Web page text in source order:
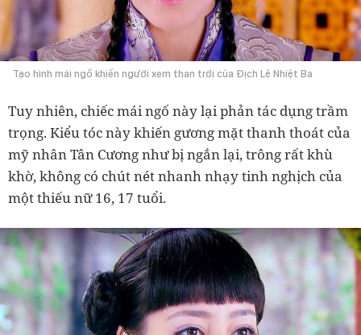
Tạo hình mái ngố khiến người xem than trời của Địch Lệ Nhiệt Ba
Tuy nhiên, chiếc mái ngố này lại phản tác dụng trầm
trọng. Kiểu tóc này khiến gương mặt thanh thoát của
mỹ nhân Tân Cương như bị ngắn lại, trông rất khù
khờ, không có chút nét nhanh nhạy tinh nghịch của
một thiếu nữ 16, 17 tuổi.